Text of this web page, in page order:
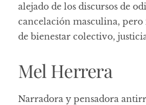
alejado de los discursos de
cancelación masculina,
de bienestar colectivo,
Mel Herrera
Narradora y pensadora